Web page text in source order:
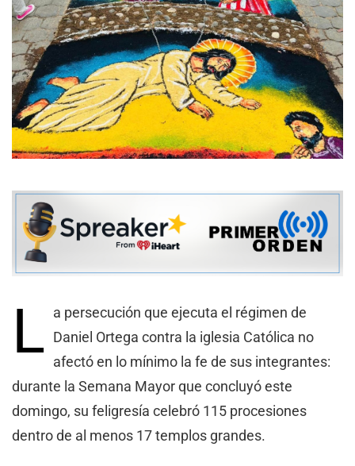
L
a persecución que ejecuta el régimen de
Daniel Ortega contra la iglesia Católica no
afectó en lo mínimo la fe de sus integrantes:
durante la Semana Mayor que concluyó este
domingo, su feligresía celebró 115 procesiones
dentro de al menos 17 templos grandes.